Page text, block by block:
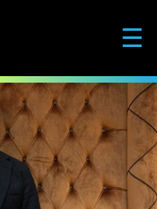
☰